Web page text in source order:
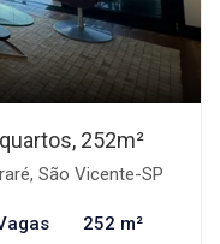
252m²
São Vicente-SP
252 m²